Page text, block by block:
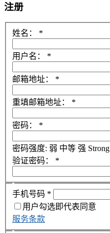
注册
姓名： *
用户名： *
邮箱地址： *
重填邮箱地址： *
密码： *
密码强度: 弱 中等 强 Strong
验证密码：
*
手机号码 *
用户勾选即代表同意
服务条款